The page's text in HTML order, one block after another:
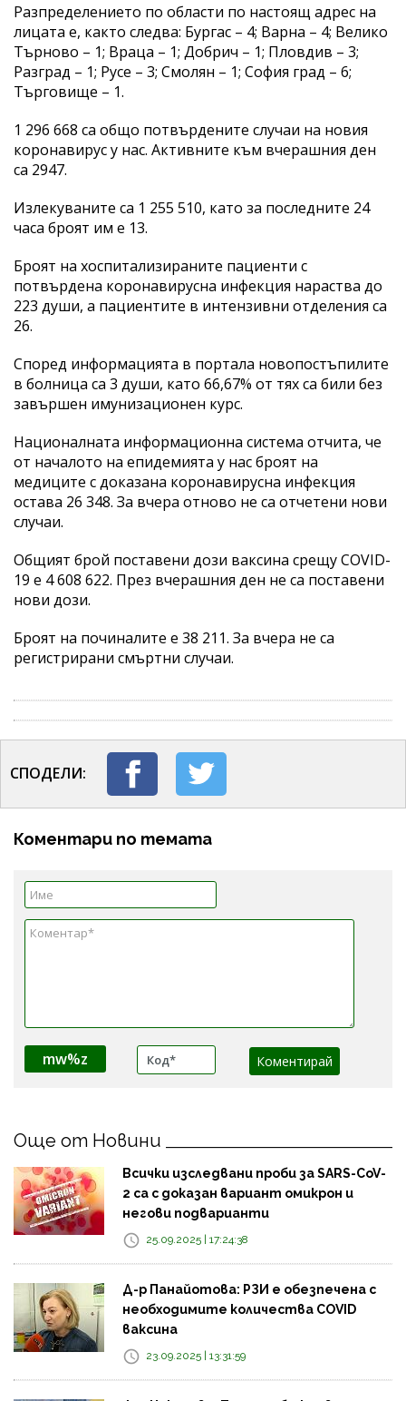
Разпределението по области по настоящ адрес на
лицата е, както следва: Бургас – 4; Варна – 4; Велико
Търново – 1; Враца – 1; Добрич – 1; Пловдив – 3;
Разград – 1; Русе – 3; Смолян – 1; София град – 6;
Търговище – 1.
1 296 668 са общо потвърдените случаи на новия
коронавирус у нас. Активните към вчерашния ден
са 2947.
Излекуваните са 1 255 510, като за последните 24
часа броят им е 13.
Броят на хоспитализираните пациенти с
потвърдена коронавирусна инфекция нараства до
223 души, а пациентите в интензивни отделения са
26.
Според информацията в портала новопостъпилите
в болница са 3 души, като 66,67% от тях са били без
завършен имунизационен курс.
Националната информационна система отчита, че
от началото на епидемията у нас броят на
медиците с доказана коронавирусна инфекция
остава 26 348. За вчера отново не са отчетени нови
случаи.
Общият брой поставени дози ваксина срещу COVID-
19 е 4 608 622. През вчерашния ден не са поставени
нови дози.
Броят на починалите е 38 211. За вчера не са
регистрирани смъртни случаи.
СПОДЕЛИ:
Коментари по темата
mw%z
Още от Новини
Всички изследвани проби за SARS-CoV-
2 са с доказан вариант омикрон и
негови подварианти
25.09.2025 | 17:24:38
Д-р Панайотова: РЗИ е обезпечена с
необходимите количества COVID
ваксина
23.09.2025 | 13:31:59